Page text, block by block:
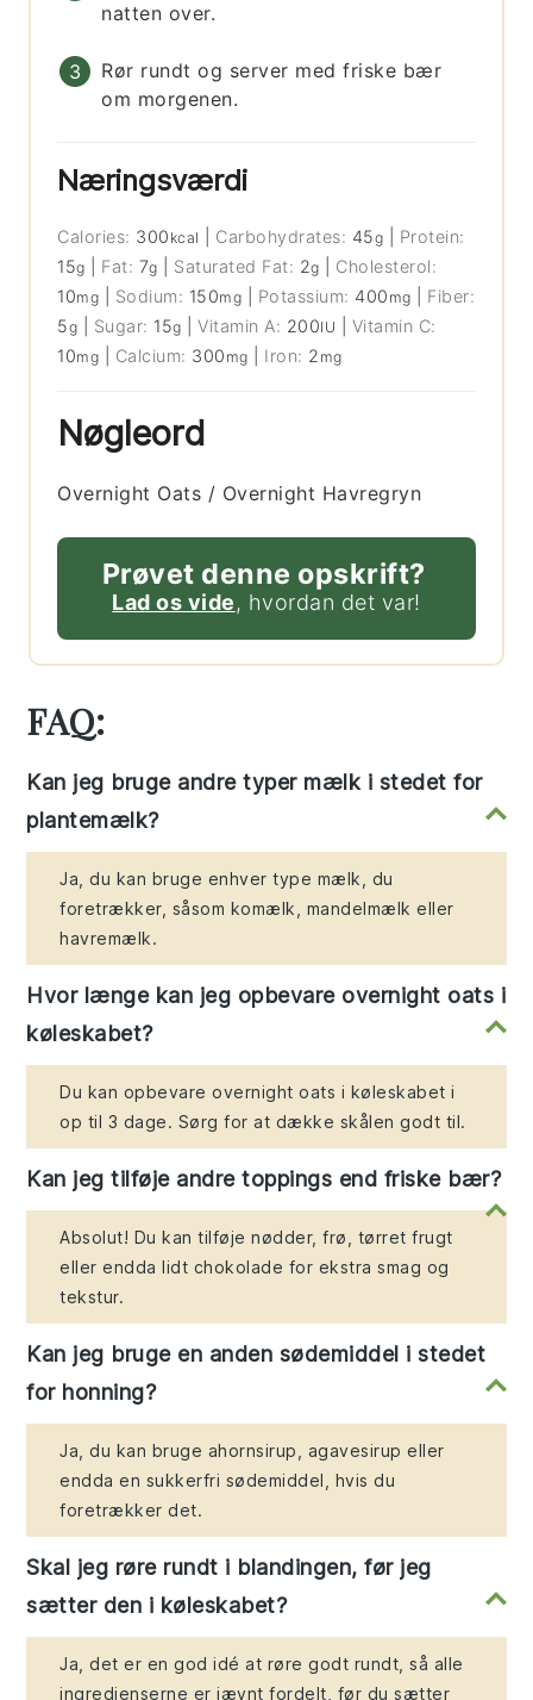
natten over.
Rør rundt og server med friske bær
om morgenen.
Næringsværdi
Calories: 300 kcal Carbohydrates: 45g
Protein:
15g Fat: 7g Saturated Fat: 2g
Cholesterol:
10mg Sodium: 150mg Potassium: 400 mg
Fiber:
5g Sugar: 15g |Vitamin A: 200IU
Vitamin C:
10mg Calcium: 300 mg Iron: 2 mg
Nøgleord
Overnight Oats / Overnight Havregryn
Prøvet denne opskrift?
Lad os vide, hvordan det var!
FAQ:
Kan jeg bruge andre typer mælk i stedet for
plantemælk?
Ja, du kan bruge enhver type mælk, du
foretrækker, såsom komælk, mandelmælk eller
havremælk.
Hvor længe kan jeg opbevare overnight oats i
køleskabet?
Du kan opbevare overnight oats i køleskabet i
op til 3 dage. Sørg for at dække skålen godt til.
Kan jeg tilføje andre toppings end friske bær?
Absolut! Du kan tilføje nødder, frø, tørret frugt
eller endda lidt chokolade for ekstra smag og
tekstur.
Kan jeg bruge en anden sødemiddel i stedet
for honning?
Ja, du kan bruge ahornsirup, agavesirup eller
endda en sukkerfri sødemiddel, hvis du
foretrækker det.
Skal jeg røre rundt i blandingen, før jeg
sætter den i køleskabet?
Ja, det er en god idé at røre godt rundt, så alle
ingredienserne er jævnt fordelt, før du sætter